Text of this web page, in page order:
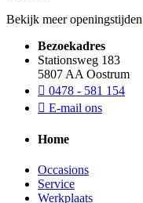
Bekijk meer openingstijden
Bezoekadres
Stationsweg 183
5807 AA Oostrum
0478 - 581 154
E-mail ons
Home
Occasions
Service
Werkplaats